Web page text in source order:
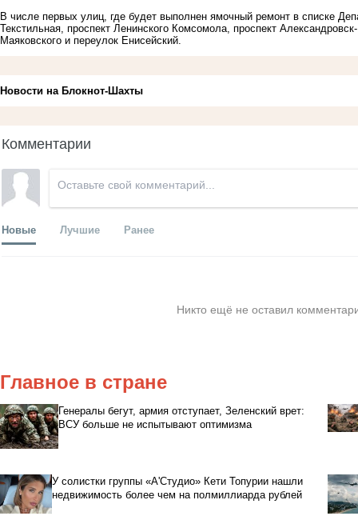
В числе первых улиц, где будет выполнен ямочный ремонт в списке
Текстильная, проспект Ленинского Комсомола, проспект
Маяковского и переулок Енисейский.
Новости на Блoкнoт-Шахты
Комментарии
Новые Лучшие Ранее
Никто ещё не оставил
Главное в стране
Генералы бегут, армия отступает, Зеленский врет:
ВСУ больше не испытывают оптимизма
У солистки группы «А'Студио» Кети Топурии нашли
недвижимость более чем на полмиллиарда рублей